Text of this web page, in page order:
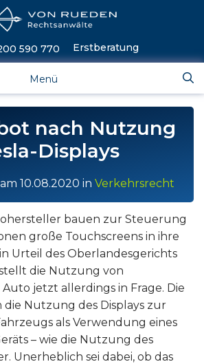
Menü
590 770 Erstberatung
nach Nutzung
Displays
10.08.2020 in Verkehrsrecht
bauen zur Steuerung
große Touchscreens in ihre
Urteil des Oberlandesgerichts
die Nutzung von
jetzt allerdings in Frage. Die
Nutzung des Displays zur
als Verwendung eines
– wie die Nutzung des
Unerheblich sei dabei, ob das